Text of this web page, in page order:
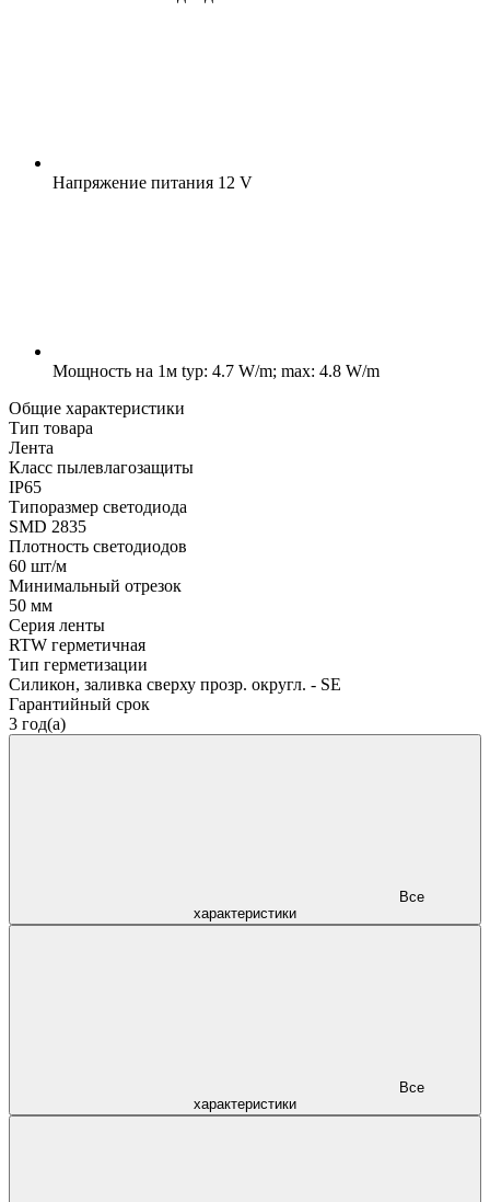
Напряжение питания 12 V
Мощность на 1м typ: 4.7 W/m; max: 4.8 W/m
Общие характеристики
Тип товара
Лента
Класс пылевлагозащиты
IP65
Типоразмер светодиода
SMD 2835
Плотность светодиодов
60 шт/м
Минимальный отрезок
50 мм
Серия ленты
RTW герметичная
Тип герметизации
Силикон, заливка сверху прозр. округл. - SE
Гарантийный срок
3 год(а)
характеристики
характеристики